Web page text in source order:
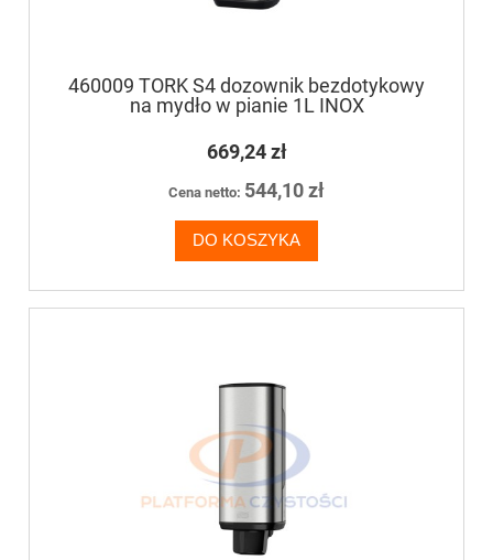
460009 TORK S4 dozownik bezdotykowy
na mydło w pianie 1L INOX
669,24 zł
Cena netto: 544,10 zł
DO KOSZYKA